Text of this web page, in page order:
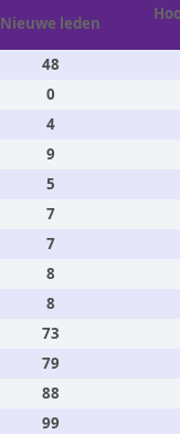
Nieuwe leden
48
0
4
9
5
7
7
8
8
73
79
88
99